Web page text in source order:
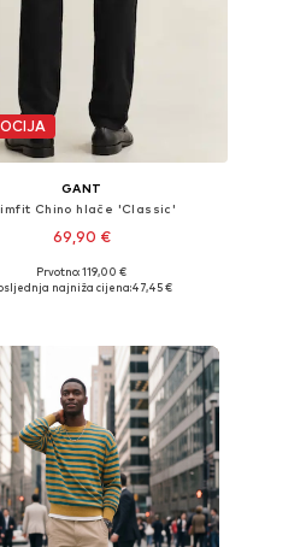
GANT
Chino hlače 'Classic'
69,90 €
veličine: 31 x 32, 32 x 32
Prvotno: 119,00 €
najniža cijena:47,45 €